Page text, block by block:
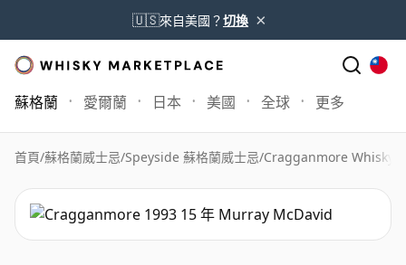
🇺🇸來自美國？切換 ×
蘇格蘭 愛爾蘭 日本 美國 全球 更多
首頁/蘇格蘭威士忌/Speyside 蘇格蘭威士忌/Cragganmore Whisky